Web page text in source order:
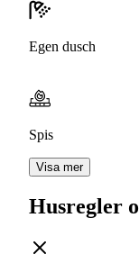
Egen dusch
Spis
Visa mer
Husregler